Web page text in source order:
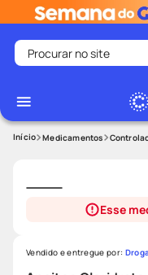
Procurar no site
1
2º
medley
4º
tadalafila
Medicamentos
Esse
Vendido e entregue por: